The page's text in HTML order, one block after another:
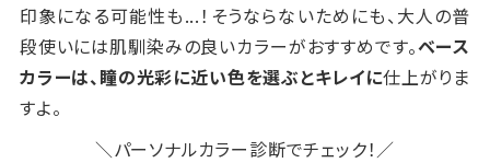
印象になる可能性も...！そうならないためにも、大人の普
段使いには肌馴染みの良いカラーがおすすめです。ベース
カラーは、瞳の光彩に近い色を選ぶとキレイに仕上がりま
すよ。
＼パーソナルカラー診断でチェック！／